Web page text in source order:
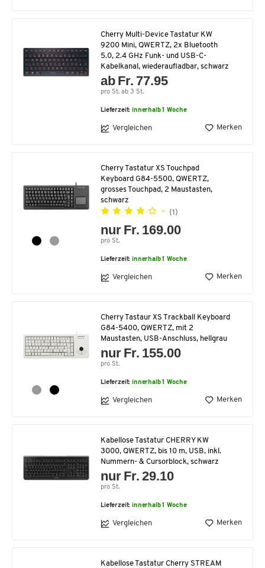
Cherry Multi-Device Tastatur KW
9200 Mini, QWERTZ, 2x Bluetooth
5.0, 2.4 GHz Funk- und USB-C-
Kabelkanal, wiederaufladbar, schwarz
ab Fr. 77.95
pro St. ab 3 St.
Lieferzeit:innerhalb 1 Woche
Vergleichen Merken
Cherry Tastatur XS Touchpad
Keyboard G84-5500, QWERTZ,
grosses Touchpad, 2 Maustasten,
schwarz
(1)
nur Fr. 169.00
pro St.
Lieferzeit:innerhalb 1 Woche
Vergleichen Merken
Cherry Tastaur XS Trackball Keyboard
G84-5400, QWERTZ, mit 2
Maustasten, USB-Anschluss, hellgrau
nur Fr. 155.00
pro St.
Lieferzeit:innerhalb 1 Woche
Vergleichen Merken
Kabellose Tastatur CHERRY KW
3000, QWERTZ, bis 10 m, USB, inkl.
Nummern- & Cursorblock, schwarz
nur Fr. 29.10
pro St.
Lieferzeit:innerhalb 1 Woche
Vergleichen Merken
Kabellose Tastatur Cherry STREAM